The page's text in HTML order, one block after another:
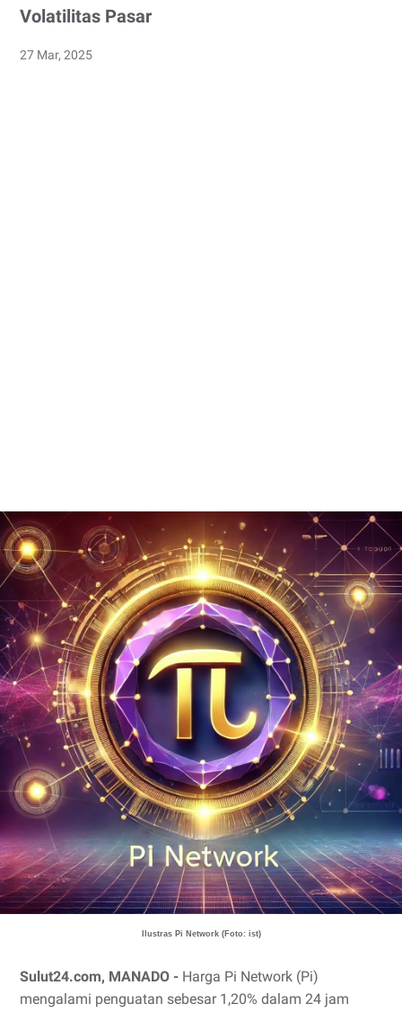
Volatilitas Pasar
27 Mar, 2025
Ilustras Pi Network (Foto: ist)
Sulut24.com, MANADO - Harga Pi Network (Pi)
mengalami penguatan sebesar 1,20% dalam 24 jam